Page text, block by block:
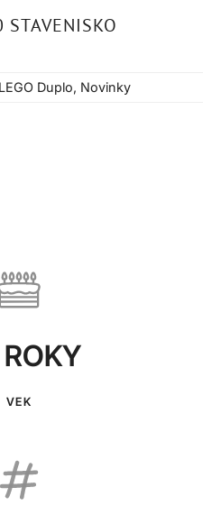
LEGO Duplo, Novinky
VEK